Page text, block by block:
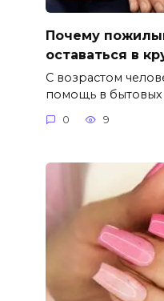
Почему
оставаться в
С возрастом
помощь в бытовых
0 9